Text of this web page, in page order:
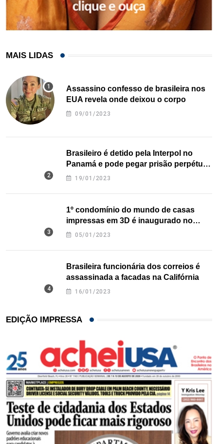
MAIS LIDAS
Assassino confesso de brasileira nos
EUA revela onde deixou o corpo
09/01/2023
Brasileiro é detido pela Interpol no
Panamá e pode pegar prisão perpétua
nos EUA
19/01/2023
1º condomínio do mundo de casas
impressas em 3D é inaugurado no
Texas
05/01/2023
Brasileira funcionária dos correios é
assassinada a facadas na Califórnia
16/01/2023
EDIÇÃO IMPRESSA